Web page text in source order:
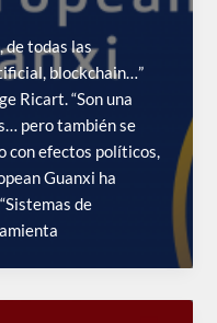
de todas las
blockchain…”
Ricart. “Son una
pero también se
con efectos políticos,
Guanxi ha
de